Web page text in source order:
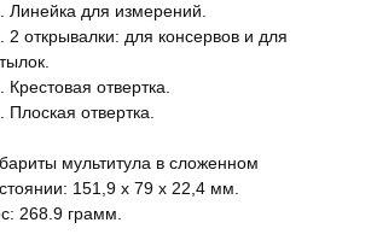
Линейка для измерений.
2 открывалки: для консервов и для
Крестовая отвертка.
Плоская отвертка.
мультитула в сложенном
151,9 x 79 x 22,4 мм.
268.9 грамм.